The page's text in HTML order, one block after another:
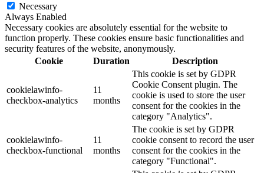
Necessary
Always Enabled
Necessary cookies are absolutely essential for the website to
function properly. These cookies ensure basic functionalities and
security features of the website, anonymously.
Cookie
Duration Description
cookielawinfo-
checkbox-analytics
11
months
This cookie is set by GDPR
Cookie Consent plugin. The
cookie is used to store the user
consent for the cookies in the
category "Analytics".
cookielawinfo-
checkbox-functional
11
months
The cookie is set by GDPR
cookie consent to record the user
consent for the cookies in the
category "Functional".